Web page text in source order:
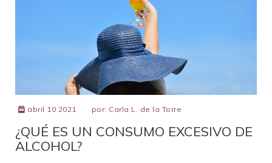
abril 10 2021 por: Carla L. de la Torre
¿QUÉ ES UN CONSUMO EXCESIVO DE
ALCOHOL?